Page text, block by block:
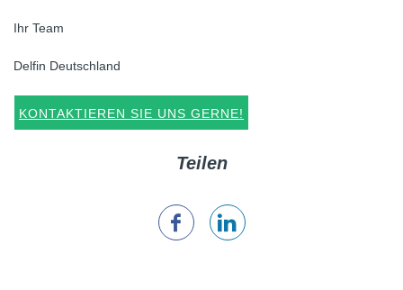
Ihr Team
Delfin Deutschland
KONTAKTIEREN SIE UNS GERNE!
Teilen